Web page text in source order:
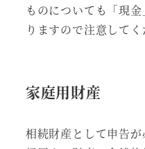
ものについても「現
りますので注意してく
家庭用財産
相続財産として申告